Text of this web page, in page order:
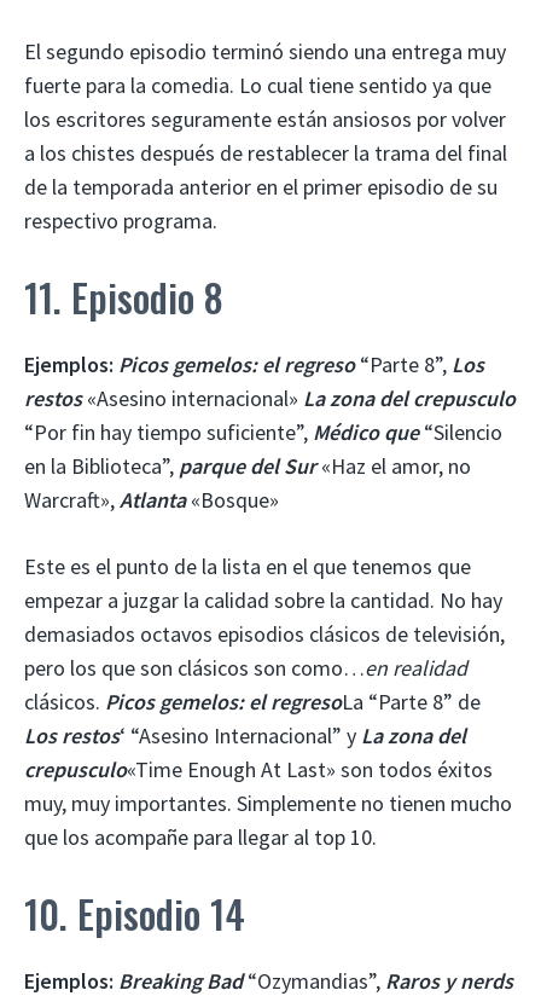
El segundo episodio terminó siendo una entrega muy
fuerte para la comedia. Lo cual tiene sentido ya que
los escritores seguramente están ansiosos por volver
a los chistes después de restablecer la trama del final
de la temporada anterior en el primer episodio de su
respectivo programa.
11. Episodio 8
Ejemplos: Picos gemelos: el regreso“Parte 8”, Los
restos«Asesino internacional» La zona del crepusculo
“Por fin hay tiempo suficiente”, Médico que“Silencio
en la Biblioteca”, parque del Sur«Haz el amor, no
Warcraft»,Atlanta«Bosque»
Este es el punto de la lista en el que tenemos que
empezar a juzgar la calidad sobre la cantidad. No hay
demasiados octavos episodios clásicos de televisión,
pero los que son clásicos son como…en realidad
clásicos. Picos gemelos: el regresoLa “Parte 8” de
Los restos‘ “Asesino Internacional” y La zona del
crepusculo«Time Enough At Last» son todos éxitos
muy, muy importantes. Simplemente no tienen mucho
que los acompañe para llegar al top 10.
10. Episodio 14
Ejemplos: Breaking Bad“Ozymandias”, Raros y nerds